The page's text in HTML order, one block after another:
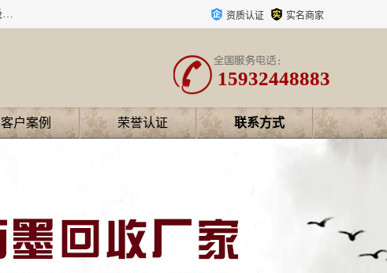
河北石墨回收厂家昊联碳素有限公司主要经营业务：石墨粉子回收、废石墨方子回收、高纯废石墨回收、废石墨回收、石墨电极回收、废石墨板回收、石墨增碳剂、单晶硅石墨、单晶硅石墨回收、废多晶硅石墨、废多晶硅石墨回收、废高纯石墨回收、废石墨、废石墨棒、废石墨棒回收、废石墨换热器回收、高纯石墨回收、石墨粉回收、石墨换热器回收、石墨纸回收、回收石墨板、回收石墨电极、石墨板回收、石墨回收。 资质认证 实名商家
15932448883
客户案例 荣誉认证 联系方式